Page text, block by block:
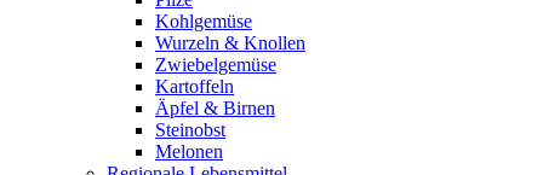
Kohlgemüse
Wurzeln & Knollen
Zwiebelgemüse
Kartoffeln
Äpfel & Birnen
Steinobst
Melonen